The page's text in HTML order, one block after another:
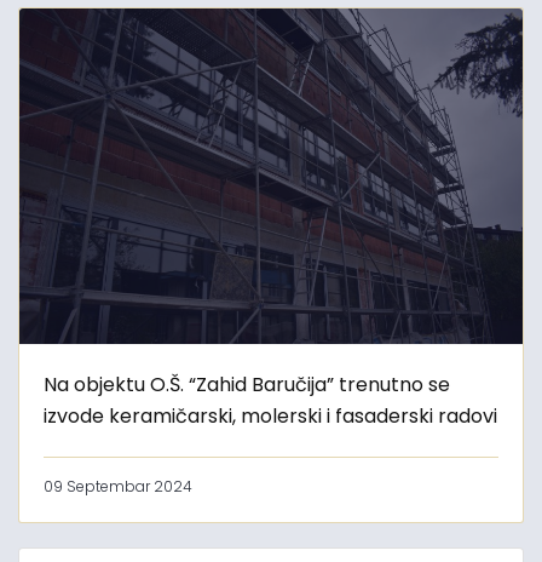
Na objektu O.Š. “Zahid Baručija” trenutno se
izvode keramičarski, molerski i fasaderski radovi
09 Septembar 2024